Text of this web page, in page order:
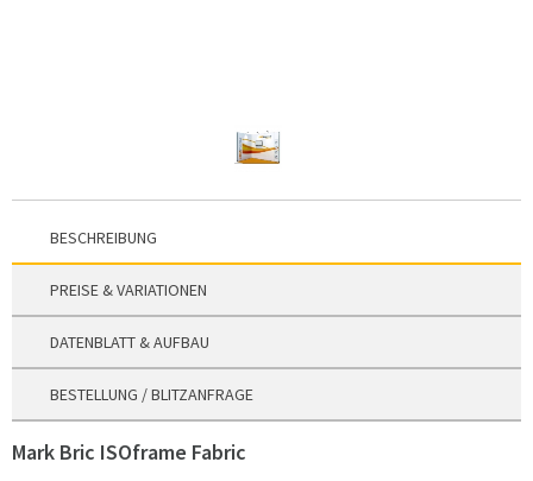
BESCHREIBUNG
PREISE & VARIATIONEN
DATENBLATT & AUFBAU
BESTELLUNG / BLITZANFRAGE
Mark Bric ISOframe Fabric